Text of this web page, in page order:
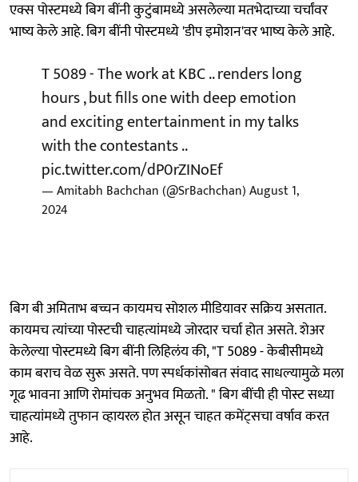
एक्स पोस्टमध्ये बिग बींनी कुटुंबामध्ये असलेल्या मतभेदाच्या चर्चांवर
भाष्य केले आहे. बिग बींनी पोस्टमध्ये 'डीप इमोशन'वर भाष्य केले आहे.
T 5089 - The work at KBC .. renders long
hours , but fills one with deep emotion
and exciting entertainment in my talks
with the contestants ..
pic.twitter.com/dP0rZINoEf
— Amitabh Bachchan (@SrBachchan)August 1,
2024
बिग बी अमिताभ बच्चन कायमच सोशल मीडियावर सक्रिय असतात.
कायमच त्यांच्या पोस्टची चाहत्यांमध्ये जोरदार चर्चा होत असते. शेअर
केलेल्या पोस्टमध्ये बिग बींनी लिहिलंय की, "T 5089 - केबीसीमध्ये
काम बराच वेळ सुरू असते. पण स्पर्धकांसोबत संवाद साधल्यामुळे मला
गूढ भावना आणि रोमांचक अनुभव मिळतो. " बिग बींची ही पोस्ट सध्या
चाहत्यांमध्ये तुफान व्हायरल होत असून चाहत कमेंट्सचा वर्षाव करत
आहे.